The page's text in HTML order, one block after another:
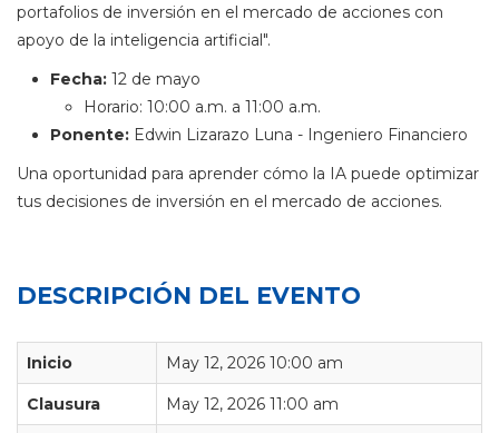
portafolios de inversión en el mercado de acciones con
apoyo de la inteligencia artificial".
Fecha: 12 de mayo
Horario: 10:00 a.m. a 11:00 a.m.
Ponente: Edwin Lizarazo Luna - Ingeniero Financiero
Una oportunidad para aprender cómo la IA puede optimizar
tus decisiones de inversión en el mercado de acciones.
DESCRIPCIÓN DEL EVENTO
Inicio May 12, 2026 10:00 am
Clausura May 12, 2026 11:00 am